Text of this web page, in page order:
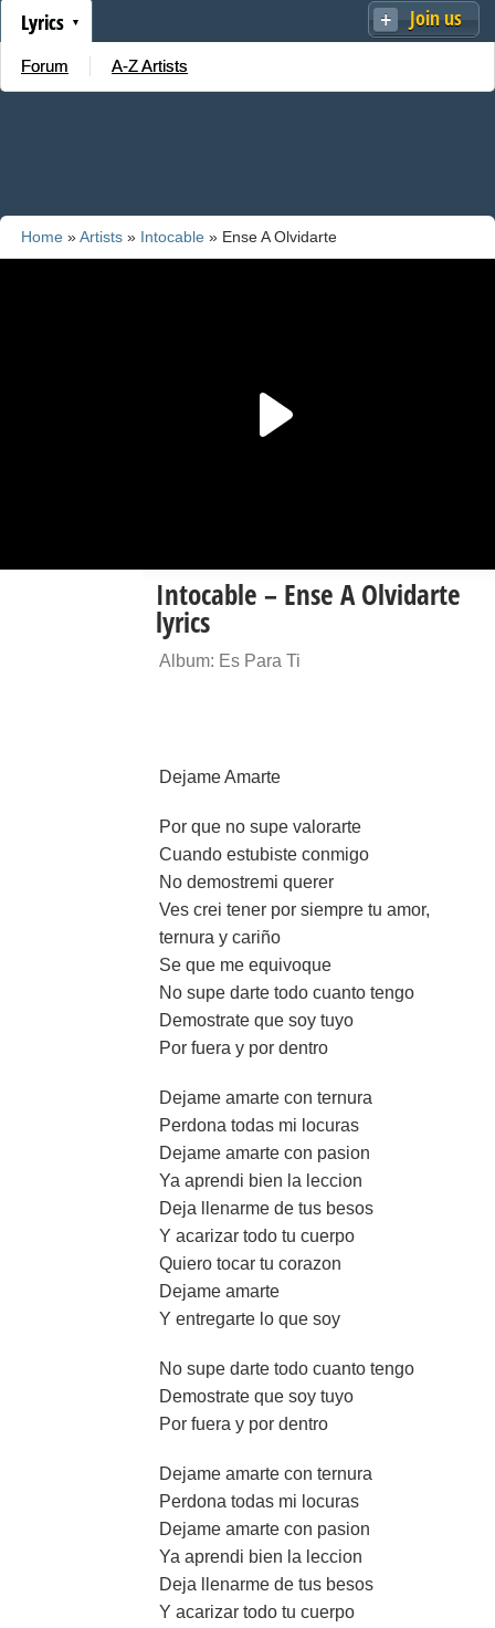
Join us
Lyrics
Forum A-Z Artists
Home »Artists » Intocable » Ense A Olvidarte
Intocable – Ense A Olvidarte
lyrics
Album: Es Para Ti
Dejame Amarte
Por que no supe valorarte
Cuando estubiste conmigo
No demostremi querer
Ves crei tener por siempre tu amor,
ternura y cariño
Se que me equivoque
No supe darte todo cuanto tengo
Demostrate que soy tuyo
Por fuera y por dentro
Dejame amarte con ternura
Perdona todas mi locuras
Dejame amarte con pasion
Ya aprendi bien la leccion
Deja llenarme de tus besos
Y acarizar todo tu cuerpo
Quiero tocar tu corazon
Dejame amarte
Y entregarte lo que soy
No supe darte todo cuanto tengo
Demostrate que soy tuyo
Por fuera y por dentro
Dejame amarte con ternura
Perdona todas mi locuras
Dejame amarte con pasion
Ya aprendi bien la leccion
Deja llenarme de tus besos
Y acarizar todo tu cuerpo